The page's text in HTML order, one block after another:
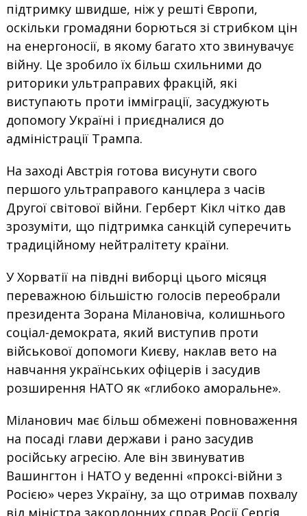
підтримку швидше, ніж у решті Європи,
оскільки громадяни борються зі стрибком цін
на енергоносії, в якому багато хто звинувачує
війну. Це зробило їх більш схильними до
риторики ультраправих фракцій, які
виступають проти імміграції, засуджують
допомогу Україні і приєдналися до
адміністрації Трампа.
На заході Австрія готова висунути свого
першого ультраправого канцлера з часів
Другої світової війни. Герберт Кікл чітко дав
зрозуміти, що підтримка санкцій суперечить
традиційному нейтралітету країни.
У Хорватії на півдні виборці цього місяця
переважною більшістю голосів переобрали
президента Зорана Мілановіча, колишнього
соціал-демократа, який виступив проти
військової допомоги Києву, наклав вето на
навчання українських офіцерів і засудив
розширення НАТО як «глибоко аморальне».
Міланович має більш обмежені повноваження
на посаді глави держави і рано засудив
російську агресію. Але він звинуватив
Вашингтон і НАТО у веденні «проксі-війни з
Росією» через Україну, за що отримав похвалу